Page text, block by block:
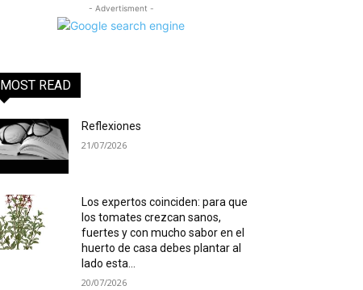
- Advertisment -
MOST READ
Reflexiones
21/07/2026
Los expertos coinciden: para que
los tomates crezcan sanos,
fuertes y con mucho sabor en el
huerto de casa debes plantar al
lado esta...
20/07/2026